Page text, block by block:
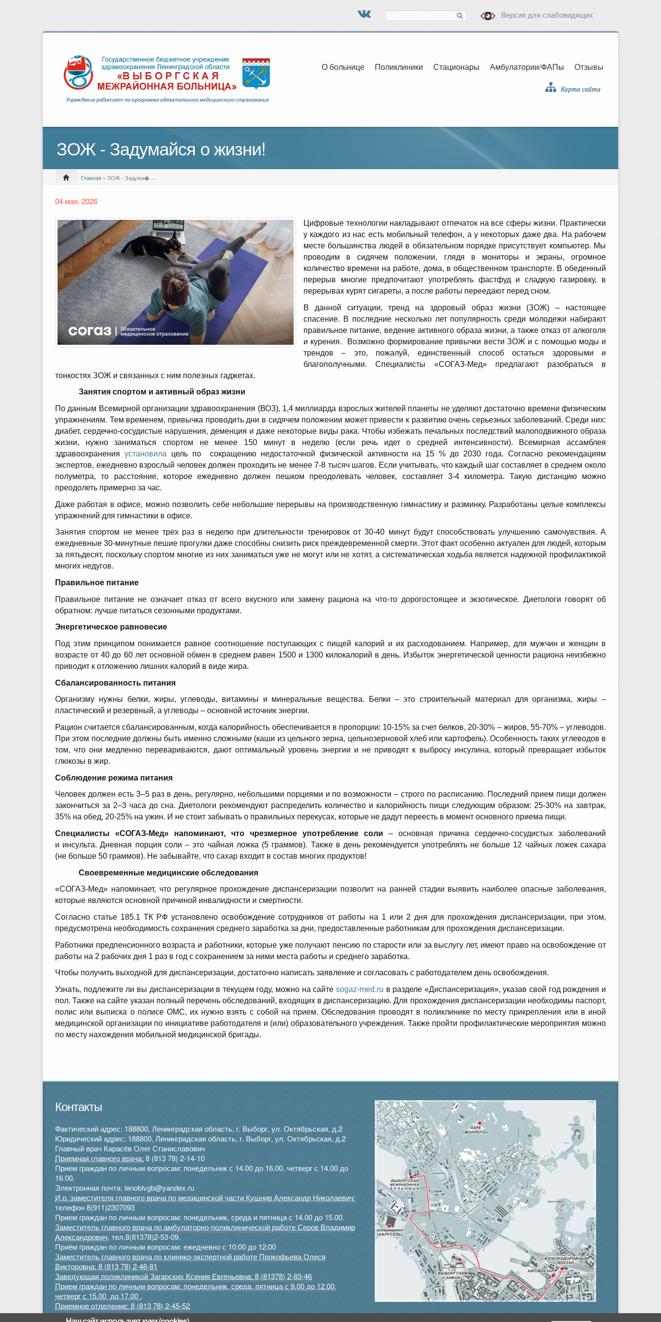
Версия для слабовидящих
О больнице Поликлиники Стационары Амбулатории/ФАПы Отзывы
ЗОЖ - Задумайся о жизни!
Главная » ЗОЖ - Задума� ...
04 мая, 2026
Цифровые технологии накладывают отпечаток на все сферы жизни. Практически
у каждого из нас есть мобильный телефон, а у некоторых даже два. На рабочем
месте большинства людей в обязательном порядке присутствует компьютер. Мы
проводим в сидячем положении, глядя в мониторы и экраны, огромное
количество времени на работе, дома, в общественном транспорте. В обеденный
перерыв многие предпочитают употреблять фастфуд и сладкую газировку, в
перерывах курят сигареты, а после работы переедают перед сном.
В данной ситуации, тренд на здоровый образ жизни (ЗОЖ) – настоящее
спасение. В последние несколько лет популярность среди молодежи набирают
правильное питание, ведение активного образа жизни, а также отказ от алкоголя
и курения. Возможно формирование привычки вести ЗОЖ и с помощью моды и
трендов – это, пожалуй, единственный способ остаться здоровыми и
благополучными. Специалисты «СОГАЗ-Мед» предлагают разобраться в
тонкостях ЗОЖ и связанных с ним полезных гаджетах.
Занятия спортом и активный образ жизни
По данным Всемирной организации здравоохранения (ВОЗ), 1,4 миллиарда взрослых жителей планеты не уделяют достаточно времени физическим
упражнениям. Тем временем, привычка проводить дни в сидячем положении может привести к развитию очень серьезных заболеваний. Среди них:
диабет, сердечно-сосудистые нарушения, деменция и даже некоторые виды рака. Чтобы избежать печальных последствий малоподвижного образа
жизни, нужно заниматься спортом не менее 150 минут в неделю (если речь идет о средней интенсивности). Всемирная ассамблея
здравоохранения установила цель по сокращению недостаточной физической активности на 15 % до 2030 года. Согласно рекомендациям
экспертов, ежедневно взрослый человек должен проходить не менее 7-8 тысяч шагов. Если учитывать, что каждый шаг составляет в среднем около
полуметра, то расстояние, которое ежедневно должен пешком преодолевать человек, составляет 3-4 километра. Такую дистанцию можно
преодолеть примерно за час.
Даже работая в офисе, можно позволить себе небольшие перерывы на производственную гимнастику и разминку. Разработаны целые комплексы
упражнений для гимнастики в офисе.
Занятия спортом не менее трех раз в неделю при длительности тренировок от 30-40 минут будут способствовать улучшению самочувствия. А
ежедневные 30-минутные пешие прогулки даже способны снизить риск преждевременной смерти. Этот факт особенно актуален для людей, которым
за пятьдесят, поскольку спортом многие из них заниматься уже не могут или не хотят, а систематическая ходьба является надежной профилактикой
многих недугов.
Правильное питание
Правильное питание не означает отказ от всего вкусного или замену рациона на что-то дорогостоящее и экзотическое. Диетологи говорят об
обратном: лучше питаться сезонными продуктами.
Энергетическое равновесие
Под этим принципом понимается равное соотношение поступающих с пищей калорий и их расходованием. Например, для мужчин и женщин в
возрасте от 40 до 60 лет основной обмен в среднем равен 1500 и 1300 килокалорий в день. Избыток энергетической ценности рациона неизбежно
приводит к отложению лишних калорий в виде жира.
Сбалансированность питания
Организму нужны белки, жиры, углеводы, витамины и минеральные вещества. Белки – это строительный материал для организма, жиры –
пластический и резервный, а углеводы – основной источник энергии.
Рацион считается сбалансированным, когда калорийность обеспечивается в пропорции: 10-15% за счет белков, 20-30% – жиров, 55-70% – углеводов.
При этом последние должны быть именно сложными (каши из цельного зерна, цельнозерновой хлеб или картофель). Особенность таких углеводов в
том, что они медленно перевариваются, дают оптимальный уровень энергии и не приводят к выбросу инсулина, который превращает избыток
глюкозы в жир.
Соблюдение режима питания
Человек должен есть 3–5 раз в день, регулярно, небольшими порциями и по возможности – строго по расписанию. Последний прием пищи должен
закончиться за 2–3 часа до сна. Диетологи рекомендуют распределить количество и калорийность пищи следующим образом: 25-30% на завтрак,
35% на обед, 20-25% на ужин. И не стоит забывать о правильных перекусах, которые не дадут переесть в момент основного приема пищи.
Специалисты «СОГАЗ-Мед» напоминают, что чрезмерное употребление соли – основная причина сердечно-сосудистых заболеваний
и инсульта. Дневная порция соли – это чайная ложка (5 граммов). Также в день рекомендуется употреблять не больше 12 чайных ложек сахара
(не больше 50 граммов). Не забывайте, что сахар входит в состав многих продуктов!
Своевременные медицинские обследования
«СОГАЗ-Мед» напоминает, что регулярное прохождение диспансеризации позволит на ранней стадии выявить наиболее опасные заболевания,
которые являются основной причиной инвалидности и смертности.
Согласно статье 185.1 ТК РФ установлено освобождение сотрудников от работы на 1 или 2 дня для прохождения диспансеризации, при этом,
предусмотрена необходимость сохранения среднего заработка за дни, предоставленные работникам для прохождения диспансеризации.
Работники предпенсионного возраста и работники, которые уже получают пенсию по старости или за выслугу лет, имеют право на освобождение от
работы на 2 рабочих дня 1 раз в год с сохранением за ними места работы и среднего заработка.
Чтобы получить выходной для диспансеризации, достаточно написать заявление и согласовать с работодателем день освобождения.
Узнать, подлежите ли вы диспансеризации в текущем году, можно на сайте sogaz-med.ru в разделе «Диспансеризация», указав свой год рождения и
пол. Также на сайте указан полный перечень обследований, входящих в диспансеризацию. Для прохождения диспансеризации необходимы паспорт,
полис или выписка о полисе ОМС, их нужно взять с собой на прием. Обследования проводят в поликлинике по месту прикрепления или в иной
медицинской организации по инициативе работодателя и (или) образовательного учреждения. Также пройти профилактические мероприятия можно
по месту нахождения мобильной медицинской бригады.
Контакты
Фактический адрес: 188800, Ленинградская область, г. Выборг, ул. Октябрьская, д.2
Юридический адрес: 188800, Ленинградская область, г. Выборг, ул. Октябрьская, д.2
Главный врач Карасёв Олег Станиславович
Приемная главного врача: 8 (813 78) 2-14-10
Прием граждан по личным вопросам: понедельник с 14.00 до 16.00, четверг с 14.00 до
16.00.
Электронная почта: lenoblvgb@yandex.ru
И.о. заместителя главного врача по медицинской части Кушнир Александр Николаевич:
телефон 8(911)2307093
Прием граждан по личным вопросам: понедельник, среда и пятница с 14.00 до 15.00.
Заместитель главного врача по амбулаторно-поликлинической работе Серов Владимир
Александрович, тел.8(81378)2-53-09.
Приём граждан по личным вопросам: ежедневно с 10:00 до 12:00
Заместитель главного врача по клинико-экспертной работе Прокофьева Олеся
Викторовна: 8 (813 78) 2-46-81
Заведующая поликлиникой Загарских Ксения Евгеньевна: 8 (81378) 2-83-46
Прием граждан по личным вопросам: понедельник, среда, пятница с 9.00 до 12.00,
четверг с 15.00 до 17.00 .
Приемное отделение: 8 (813 78) 2-45-52